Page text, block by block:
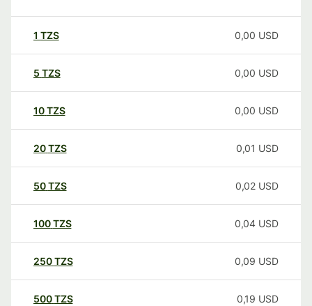
1 TZS 0,00 USD
5 TZS 0,00 USD
10TZS 0,00 USD
20TZS 0,01 USD
50TZS 0,02 USD
100TZS 0,04 USD
250TZS 0,09 USD
500TZS 0,19 USD